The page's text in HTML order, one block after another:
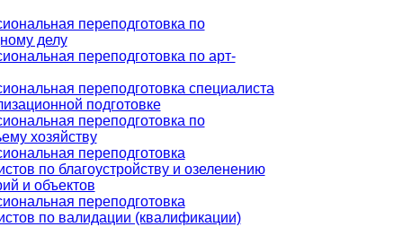
переподготовка по
делу
переподготовка по арт-
переподготовка специалиста
подготовке
переподготовка по
хозяйству
переподготовка
по благоустройству и озеленению
и объектов
переподготовка
по валидации (квалификации)